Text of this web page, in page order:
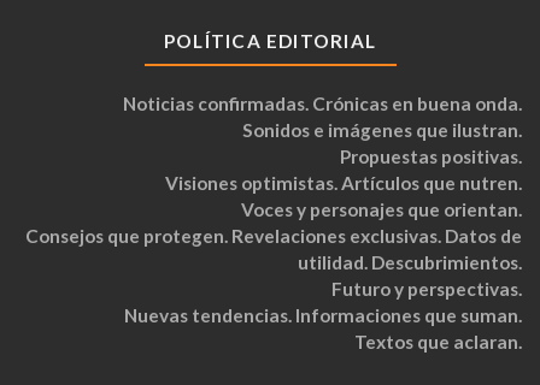
POLÍTICA EDITORIAL
Noticias confirmadas. Crónicas en buena onda.
Sonidos e imágenes que ilustran.
Propuestas positivas.
Visiones optimistas. Artículos que nutren.
Voces y personajes que orientan.
Consejos que protegen. Revelaciones exclusivas. Datos de
utilidad. Descubrimientos.
Futuro y perspectivas.
Nuevas tendencias. Informaciones que suman.
Textos que aclaran.